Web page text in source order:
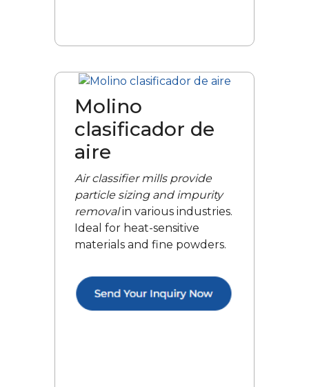
Molino
clasificador de
aire
Air classifier mills provide
particle sizing and impurity
removalin various industries.
Ideal for heat-sensitive
materials and fine powders.